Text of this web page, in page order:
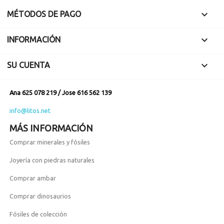
MÉTODOS DE PAGO 
INFORMACIÓN 
SU CUENTA 
Ana 625 078 219 / Jose 616 562 139
info@litos.net
MÁS INFORMACIÓN
Comprar minerales y fósiles
Joyería con piedras naturales
Comprar ambar
Comprar dinosaurios
Fósiles de colección